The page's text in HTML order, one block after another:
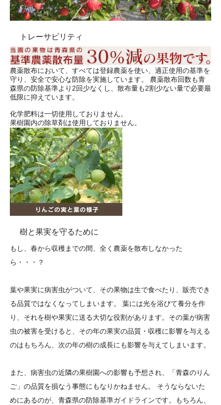
トレーサビリティ
農薬散布において、すべては登録農薬を使い、適正使用の基準を
守り、安全で安心な防除を実施しています。 農薬散布回数も青
森県の防除基準より2回少なくし、散布量も2割少ない量で必要最
低限に抑えています。
化学肥料は一切使用しておりません。
果樹園内の除草剤は使用しておりません。
樹と果実を守るために
もし、春から収穫までの間、全く農薬を散布しなかった
ら・・・？
葉や果実に病害虫がついて、その果物は生で食べたり、販売でき
る品質ではなくなってしまいます。 葉には光を浴びて養分を作
り、それを樹や果実に送る大切な役割があります。その葉が病害
虫の被害を受けると、その年の果実の品質・収穫に影響を与える
のはもちろん、次の年の樹の成長にも影響を与えてしまいます。
また、病害虫の近隣の果樹園への影響も予想され、「青森のりん
ご」の品質を損なう事態にもなりかねません。 そうならないた
めにあるのが、青森県の防除基準ガイドラインです。もちろん、